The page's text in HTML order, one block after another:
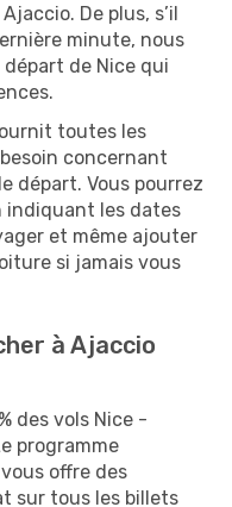
De plus, s’il
minute, nous
de Nice qui
toutes les
concernant
départ. Vous pourrez
indiquant les dates
et même ajouter
si jamais vous
à Ajaccio
des vols Nice -
programme
offre des
sur tous les billets